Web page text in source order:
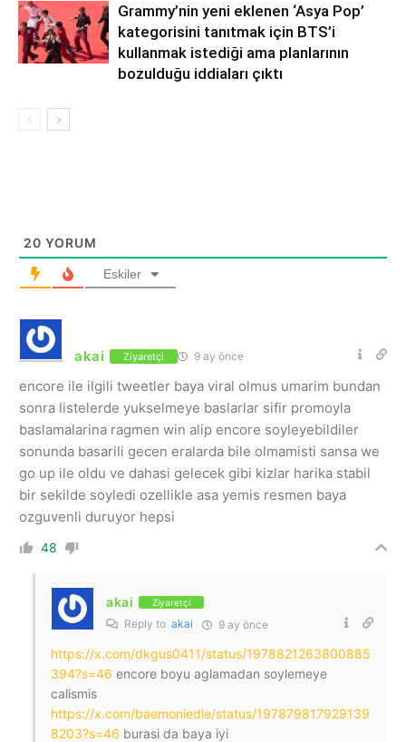
Grammy’nin yeni eklenen ‘Asya Pop’
kategorisini tanıtmak için BTS’i
kullanmak istediği ama planlarının
bozulduğu iddiaları çıktı
20 YORUM
Eskiler
akai Ziyaretçi 9 ay önce
encore ile ilgili tweetler baya viral olmus umarim bundan
sonra listelerde yukselmeye baslarlar sifir promoyla
baslamalarina ragmen win alip encore soyleyebildiler
sonunda basarili gecen eralarda bile olmamisti sansa we
go up ile oldu ve dahasi gelecek gibi kizlar harika stabil
bir sekilde soyledi ozellikle asa yemis resmen baya
ozguvenli duruyor hepsi
48
akai Ziyaretçi
Reply to akai 9 ay önce
https://x.com/dkgus0411/status/1978821263800885
394?s=46 encore boyu aglamadan soylemeye
calismis
https://x.com/baemoniedle/status/197879817929139
8203?s=46 burasi da baya iyi